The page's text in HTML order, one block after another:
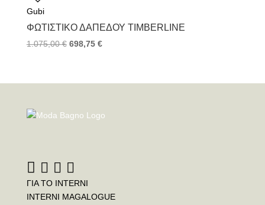
Gubi
ΦΩΤΙΣΤΙΚΌ ΔΑΠΈΔΟΥ TIMBERLINE
1.075,00€ 698,75 €
ΓΙΑ ΤΟ INTERNI
INTERNI MAGALOGUE